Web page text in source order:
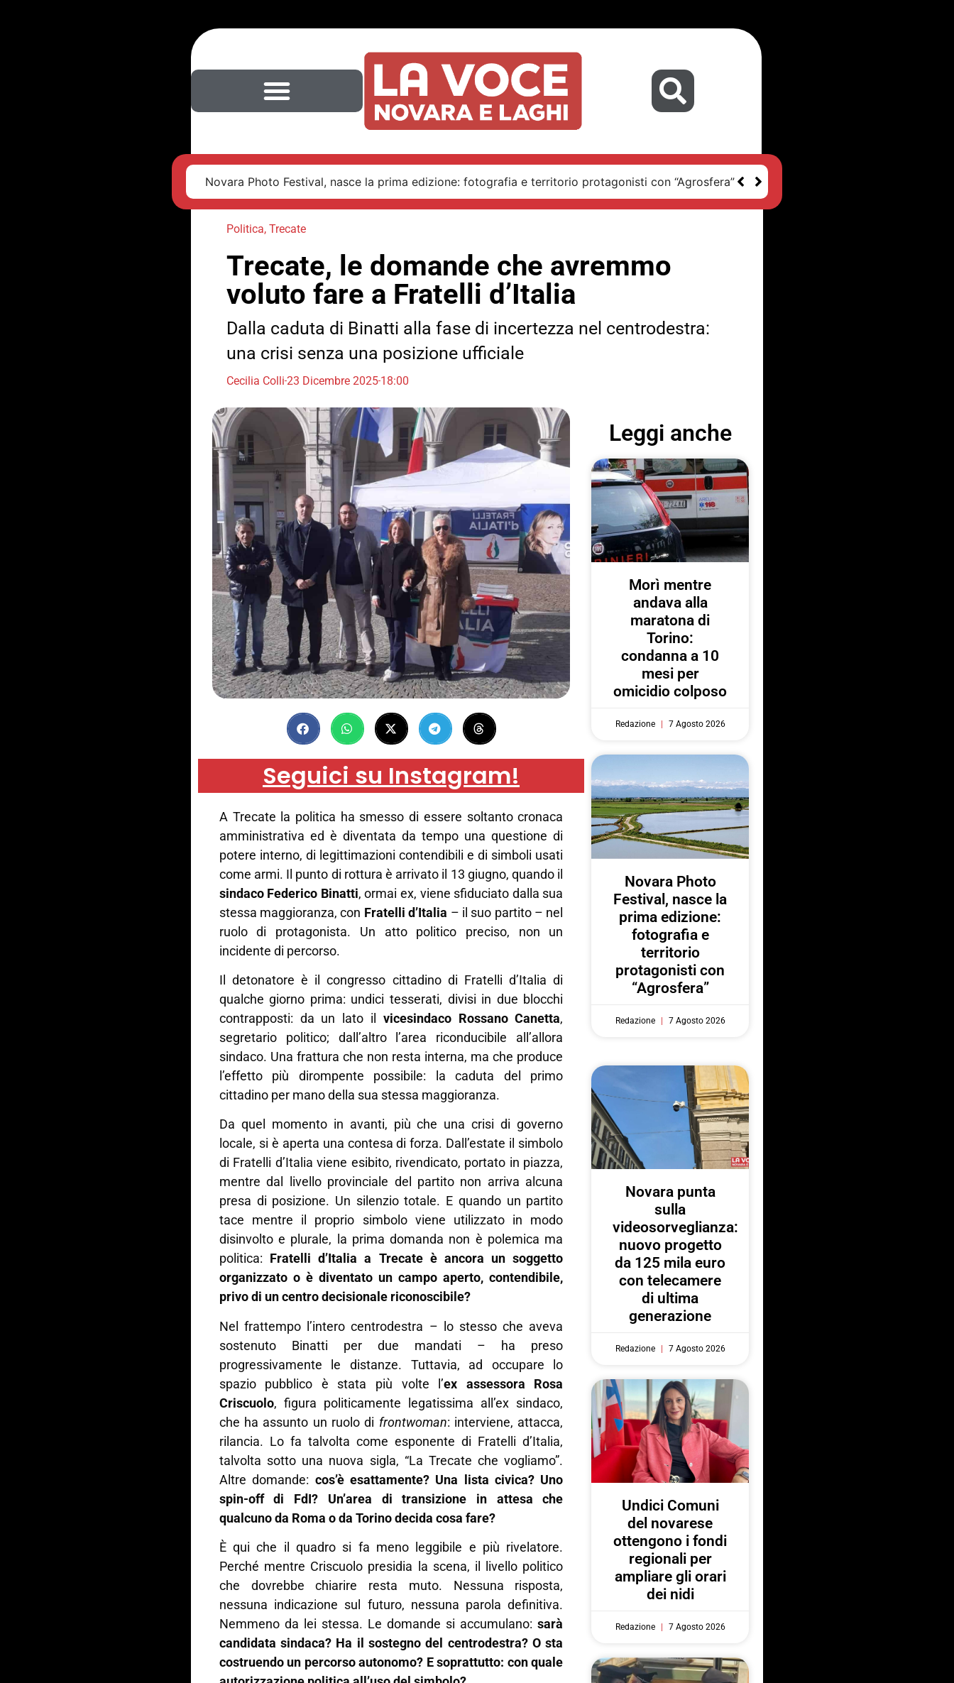
Novara Photo Festival, nasce la prima edizione: fotografia e territorio protagonisti con “Agrosfera”
Politica, Trecate
Trecate, le domande che avremmo
voluto fare a Fratelli d’Italia
Dalla caduta di Binatti alla fase di incertezza nel centrodestra:
una crisi senza una posizione ufficiale
Cecilia Colli23 Dicembre 202518:00
Seguici su Instagram!
A Trecate la politica ha smesso di essere soltanto cronaca
amministrativa ed è diventata da tempo una questione di
potere interno, di legittimazioni contendibili e di simboli usati
come armi. Il punto di rottura è arrivato il 13 giugno, quando il
sindaco Federico Binatti, ormai ex, viene sfiduciato dalla sua
stessa maggioranza, con Fratelli d’Italia – il suo partito – nel
ruolo di protagonista. Un atto politico preciso, non un
incidente di percorso.
Il detonatore è il congresso cittadino di Fratelli d’Italia di
qualche giorno prima: undici tesserati, divisi in due blocchi
contrapposti: da un lato il vicesindaco Rossano Canetta,
segretario politico; dall’altro l’area riconducibile all’allora
sindaco. Una frattura che non resta interna, ma che produce
l’effetto più dirompente possibile: la caduta del primo
cittadino per mano della sua stessa maggioranza.
Da quel momento in avanti, più che una crisi di governo
locale, si è aperta una contesa di forza. Dall’estate il simbolo
di Fratelli d’Italia viene esibito, rivendicato, portato in piazza,
mentre dal livello provinciale del partito non arriva alcuna
presa di posizione. Un silenzio totale. E quando un partito
tace mentre il proprio simbolo viene utilizzato in modo
disinvolto e plurale, la prima domanda non è polemica ma
politica: Fratelli d’Italia a Trecate è ancora un soggetto
organizzato o è diventato un campo aperto, contendibile,
privo di un centro decisionale riconoscibile?
Nel frattempo l’intero centrodestra – lo stesso che aveva
sostenuto Binatti per due mandati – ha preso
progressivamente le distanze. Tuttavia, ad occupare lo
spazio pubblico è stata più volte l’ex assessora Rosa
Criscuolo, figura politicamente legatissima all’ex sindaco,
che ha assunto un ruolo di frontwoman: interviene, attacca,
rilancia. Lo fa talvolta come esponente di Fratelli d’Italia,
talvolta sotto una nuova sigla, “La Trecate che vogliamo”.
Altre domande: cos’è esattamente? Una lista civica? Uno
spin-off di FdI? Un’area di transizione in attesa che
qualcuno da Roma o da Torino decida cosa fare?
È qui che il quadro si fa meno leggibile e più rivelatore.
Perché mentre Criscuolo presidia la scena, il livello politico
che dovrebbe chiarire resta muto. Nessuna risposta,
nessuna indicazione sul futuro, nessuna parola definitiva.
Nemmeno da lei stessa. Le domande si accumulano:sarà
candidata sindaca? Ha il sostegno del centrodestra? O sta
costruendo un percorso autonomo? E soprattutto: con quale
Leggi anche
Morì mentre
andava alla
maratona di
Torino:
condanna a 10
mesi per
omicidio colposo
Redazione 7 Agosto 2026
Novara Photo
Festival, nasce la
prima edizione:
fotografia e
territorio
protagonisti con
“Agrosfera”
Redazione 7 Agosto 2026
Novara punta
sulla
videosorveglianza:
nuovo progetto
da 125 mila euro
con telecamere
di ultima
generazione
Redazione 7 Agosto 2026
Undici Comuni
del novarese
ottengono i fondi
regionali per
ampliare gli orari
dei nidi
Redazione 7 Agosto 2026